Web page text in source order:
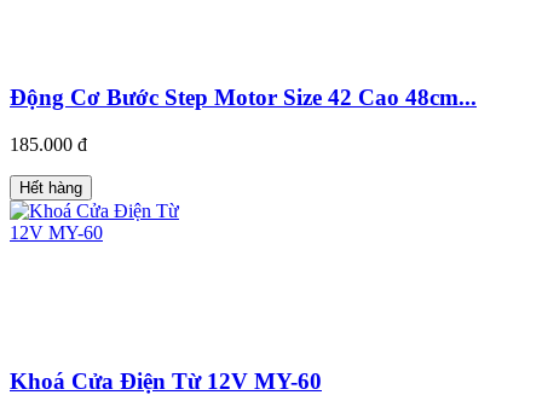
Động Cơ Bước Step Motor Size 42 Cao 48cm...
185.000 đ
Hết hàng
Khoá Cửa Điện Từ 12V MY-60